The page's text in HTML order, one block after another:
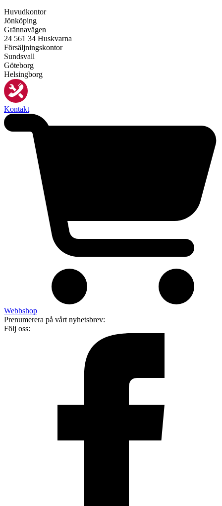
Huvudkontor
Jönköping
Grännavägen
24 561 34 Huskvarna
Försäljningskontor
Sundsvall
Göteborg
Helsingborg
Kontakt
Webbshop
Prenumerera på vårt nyhetsbrev:
Följ oss: